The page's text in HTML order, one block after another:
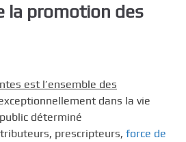
la promotion des
est l’ensemble des
dans la vie
déterminé
prescripteurs, force de